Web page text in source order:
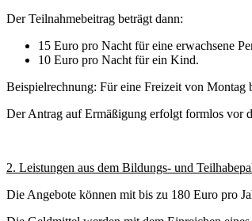
Der Teilnahmebeitrag beträgt dann:
15 Euro pro Nacht für eine erwachsene
10 Euro pro Nacht für ein Kind.
Beispielrechnung: Für eine Freizeit von Montag
Der Antrag auf Ermäßigung erfolgt formlos vor
2. Leistungen aus dem Bildungs- und
Die Angebote können mit bis zu 180 Euro pro